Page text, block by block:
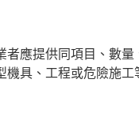
應提供同項目、數量
具、工程或危險施